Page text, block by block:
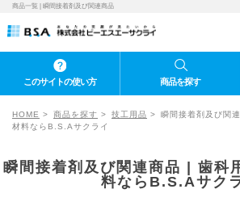
商品一覧 | 瞬間接着剤及び関連商品
このサイトの使い方 商品を探す
HOME 商品を探す 技工用品
瞬間接着剤及び関
材料ならB.S.Aサクライ
瞬間接着剤及び関連商品 | 歯科
料ならB.S.Aサク